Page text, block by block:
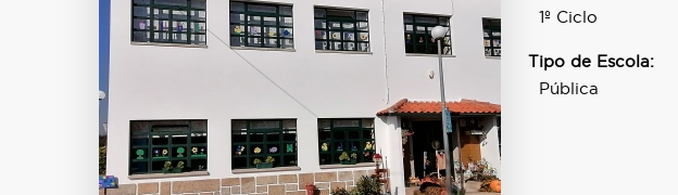
1º Ciclo
Tipo de Escola:
Pública